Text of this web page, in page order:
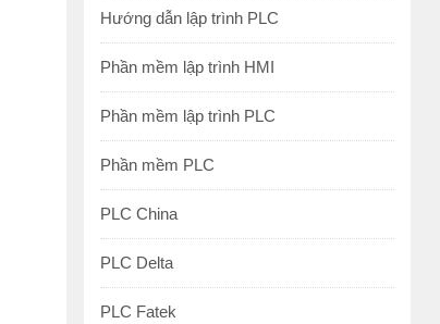
Hướng dẫn lập trình PLC
Phần mềm lập trình HMI
Phần mềm lập trình PLC
Phần mềm PLC
PLC China
PLC Delta
PLC Fatek